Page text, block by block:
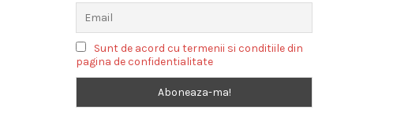
Sunt de acord cu termenii si conditiile din
pagina de confidentialitate